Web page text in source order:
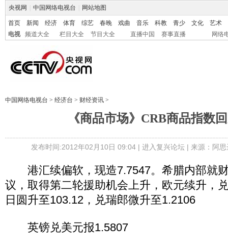
央视网 中国网络电视台 网站地图
首页 新闻 经济 体育 综艺 春晚 戏曲 音乐 科教 青少 文化
艺术
电视
频道大全 栏目大全 节目大全 直播中国 赛事直播 网络
中国网络电视台 > 经济台 > 财经资讯 >
《商品市场》CRB商品指数
发布时间:2012年02月10日 09:04 | 进入复兴论坛| 来源：阿
港汇续偏软，现造7.7547。希腊内部就
议，取得第二轮援助机会上升，欧元续升，
日圆升至103.12，兑瑞郎微升至1.2106
英镑兑美元报1.5807